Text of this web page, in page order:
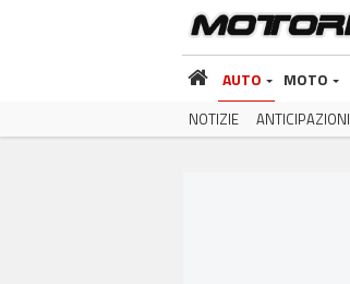
AUTO MOTO
NOTIZIE ANTICIPAZIONI